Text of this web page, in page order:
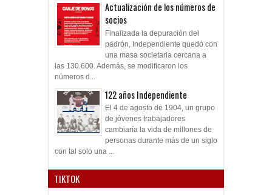
Actualización de los números de
socios
Finalizada la depuración del
padrón, Independiente quedó con
una masa societaria cercana a
las 130.600. Además, se modificaron los
números d...
122 años Independiente
El 4 de agosto de 1904, un grupo
de jóvenes trabajadores
cambiaría la vida de millones de
personas durante más de un siglo
con tal solo una ...
TIKTOK